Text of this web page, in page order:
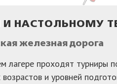
НАСТОЛЬНОМУ
железная дорога
лагере проходят турниры
возрастов и уровней